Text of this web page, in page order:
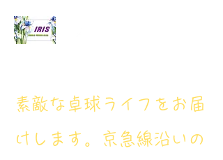
​素敵な卓球ライフをお届
けします。京急線沿いの